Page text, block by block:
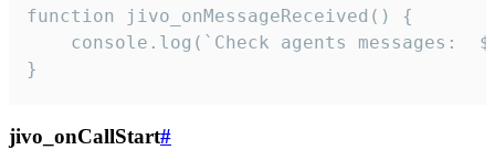
function jivo_onMessageReceived() {
}
jivo_onCallStart#